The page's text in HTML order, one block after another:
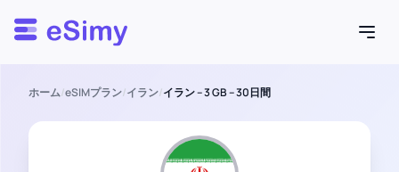
Esimy
ホーム/eSIMプラン/イラン/イラン – 3 GB – 30日間